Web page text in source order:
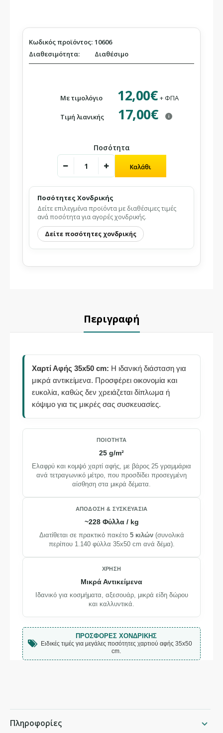
Κωδικός προϊόντος: 10606
Διαθεσιμότητα:
Διαθέσιμο
Με τιμολόγιο 12,00€ + ΦΠΑ
Τιμή λιανικής 17,00€ i
Ποσότητα
Ποσότητες Χονδρικής
Δείτε επιλεγμένα προϊόντα με διαθέσιμες τιμές
ανά ποσότητα για αγορές χονδρικής.
Δείτε ποσότητες χονδρικής
Περιγραφή
Χαρτί Αφής 35x50 cm: Η ιδανική διάσταση για
μικρά αντικείμενα. Προσφέρει οικονομία και
ευκολία, καθώς δεν χρειάζεται δίπλωμα ή
κόψιμο για τις μικρές σας συσκευασίες.
ΠΟΙΌΤΗΤΑ
25 g/m²
Ελαφρύ και κομψό χαρτί αφής, με βάρος 25 γραμμάρια
ανά τετραγωνικό μέτρο, που προσδίδει προσεγμένη
αίσθηση στα μικρά δέματα.
ΑΠΌΔΟΣΗ & ΣΥΣΚΕΥΑΣΊΑ
~228 Φύλλα / kg
Διατίθεται σε πρακτικό πακέτο 5 κιλών(συνολικά
περίπου 1.140 φύλλα 35x50 cm ανά δέμα).
ΧΡΉΣΗ
Μικρά Αντικείμενα
Ιδανικό για κοσμήματα, αξεσουάρ, μικρά είδη δώρου
και καλλυντικά.
ΠΡΟΣΦΟΡΈΣ ΧΟΝΔΡΙΚΉΣ
Ειδικές τιμές για μεγάλες ποσότητες χαρτιού αφής 35x50
cm.
Πληροφορίες